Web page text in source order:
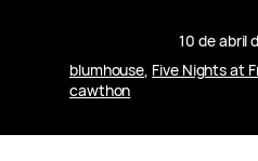
10 de abril
blumhouse, Five Nights at
cawthon